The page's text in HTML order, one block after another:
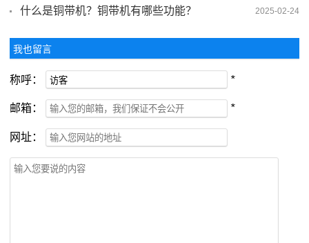
2025-02-24
什么是铜带机？铜带机有哪些功能？
我也留言
称呼： *
邮箱： *
网址：